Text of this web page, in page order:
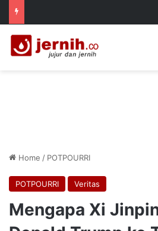
Home / POTPOURRI
POTPOURRI Veritas
Mengapa Xi